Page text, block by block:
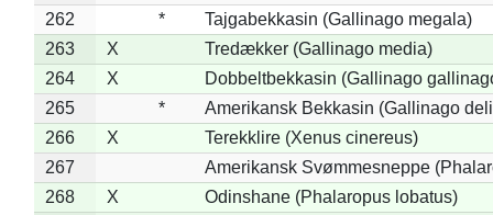
262
*
Tajgabekkasin (Gallinago megala)
263
X
Tredækker (Gallinago media)
264
X
Dobbeltbekkasin (Gallinago
265
*
Amerikansk Bekkasin (Gallinago
266
X
Terekklire (Xenus cinereus)
267
Amerikansk Svømmesneppe
268
X
Odinshane (Phalaropus lobatus)